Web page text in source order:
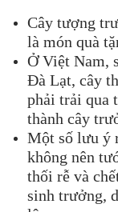
Cây tượng
là món quà
Ở Việt Nam,
Đà Lạt, cây
phải trải qua
thành cây
Một số lưu ý
không nên
thối rễ và
sinh trưởng,